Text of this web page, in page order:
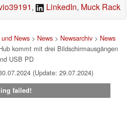
, LinkedIn, Muck Rack
News> News> Newsarchiv> News
kommt mit drei Bildschirmausgängen
USB PD
(Update: 29.07.2024)
failed!